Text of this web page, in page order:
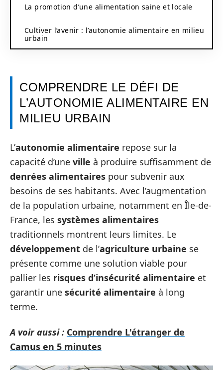
La promotion d’une alimentation saine et locale
Cultiver l’avenir : l’autonomie alimentaire en milieu
urbain
COMPRENDRE LE DÉFI DE
L’AUTONOMIE ALIMENTAIRE EN
MILIEU URBAIN
L’autonomie alimentaire repose sur la
capacité d’une ville à produire suffisamment de
denrées alimentaires pour subvenir aux
besoins de ses habitants. Avec l’augmentation
de la population urbaine, notamment en Île-de-
France, les systèmes alimentaires
traditionnels montrent leurs limites. Le
développement de l’agriculture urbaine se
présente comme une solution viable pour
pallier les risques d’insécurité alimentaire et
garantir une sécurité alimentaire à long
terme.
A voir aussi : Comprendre L'étranger de
Camus en 5 minutes